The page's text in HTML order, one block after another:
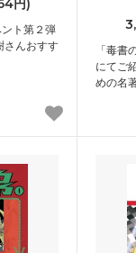
ント第２弾
さんおすす
「毒書
にてご
めの名